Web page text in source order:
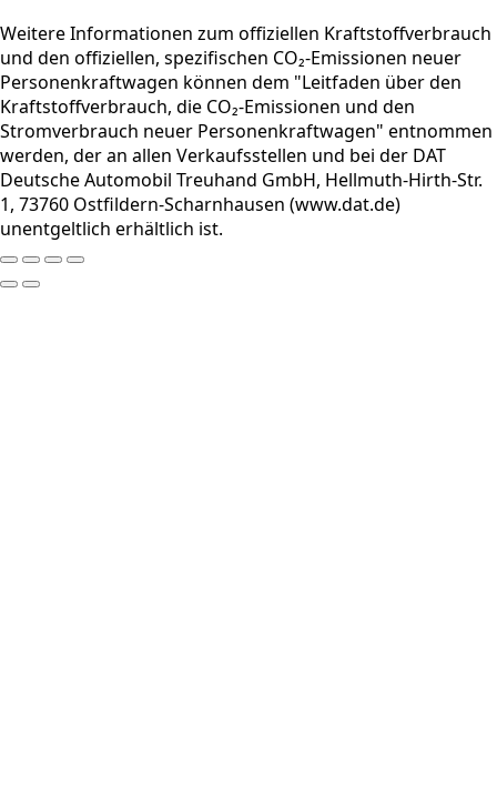
Weitere Informationen zum offiziellen Kraftstoffverbrauch
und den offiziellen, spezifischen CO₂-Emissionen neuer
Personenkraftwagen können dem "Leitfaden über den
Kraftstoffverbrauch, die CO₂-Emissionen und den
Stromverbrauch neuer Personenkraftwagen" entnommen
werden, der an allen Verkaufsstellen und bei der DAT
Deutsche Automobil Treuhand GmbH, Hellmuth-Hirth-Str.
1, 73760 Ostfildern-Scharnhausen (www.dat.de)
unentgeltlich erhältlich ist.